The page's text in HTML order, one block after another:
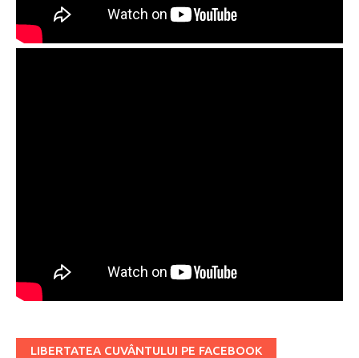
LIBERTATEA CUVÂNTULUI PE FACEBOOK